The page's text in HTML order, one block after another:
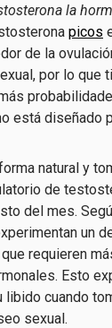
la
picos
de la
por lo que
está diseñado
natural y
de
del mes.
un
requieren
Esto
cuando
sexual.